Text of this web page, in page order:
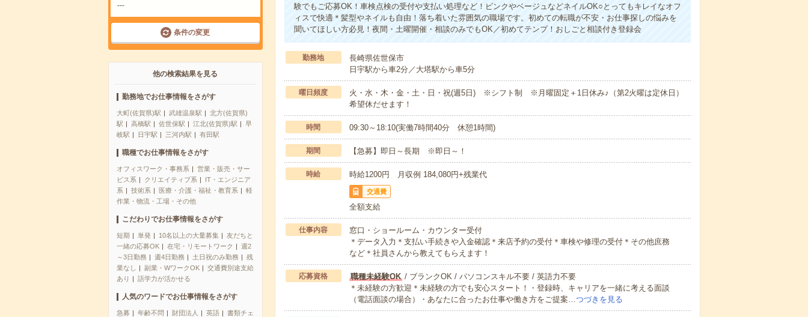
---
条件の変更
他の検索結果を見る
勤務地でお仕事情報をさがす
大町(佐賀県)駅 武雄温泉駅
北方(佐賀県)
駅
高橋駅 佐世保駅 江北(佐賀県)駅
早
岐駅
日宇駅 三河内駅 有田駅
職種でお仕事情報をさがす
オフィスワーク・事務系
営業・販売・サー
ビス系
クリエイティブ系
IT・エンジニア
系
技術系 医療・介護・福祉・教育系
軽
作業・物流・工場・その他
こだわりでお仕事情報をさがす
短期 単発 10名以上の大量募集
友だちと
一緒の応募OK
在宅・リモートワーク
週2
～3日勤務
週4日勤務 土日祝のみ勤務
残
業なし
副業・WワークOK
交通費別途支給
あり
語学力が活かせる
人気のワードでお仕事情報をさがす
急募 年齢不問 財団法人 英語
書類チェ
験でもご応募OK！車検点検の受付や支払い処理など！ピンクやベージュなどネイルOK○とってもキレイなオフ
ィスで快適＊髪型やネイルも自由！落ち着いた雰囲気の職場です。初めての転職が不安・お仕事探しの悩みを
聞いてほしい方必見！夜間・土曜開催・相談のみでもOK／初めてテンプ！おしごと相談付き登録会
勤務地
長崎県佐世保市
日宇駅から車2分／大塔駅から車5分
曜日頻度
火・水・木・金・土・日・祝(週5日) ※シフト制 ※月曜固定＋1日休み♪（第2火曜は定休日）
希望休だせます！
時間 09:30～18:10(実働7時間40分 休憩1時間)
期間 【急募】即日～長期 ※即日～！
時給 時給1200円 月収例 184,080円+残業代
交通費
全額支給
仕事内容
窓口・ショールーム・カウンター受付
＊データ入力＊支払い手続きや入金確認＊来店予約の受付＊車検や修理の受付＊その他庶務
など＊社員さんから教えてもらえます！
応募資格 職種未経験OK/ ブランクOK / パソコンスキル不要 / 英語力不要
＊未経験の方歓迎＊未経験の方でも安心スタート！・登録時、キャリアを一緒に考える面談
（電話面談の場合）・あなたに合ったお仕事や働き方をご提案…つづきを見る